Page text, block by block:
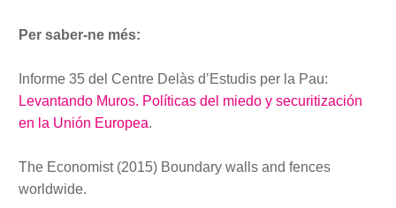
Per saber-ne més:
Informe 35 del Centre Delàs d’Estudis per la Pau:
Levantando Muros. Políticas del miedo y securitización
en la Unión Europea.
The Economist (2015) Boundary walls and fences
worldwide.